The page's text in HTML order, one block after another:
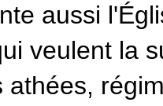
aussi
veulent la
athées,